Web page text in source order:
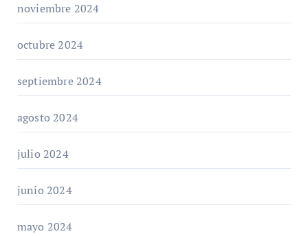
noviembre 2024
octubre 2024
septiembre 2024
agosto 2024
julio 2024
junio 2024
mayo 2024